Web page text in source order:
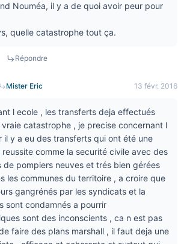
Nouméa, il y a de quoi avoir peur pour
quelle catastrophe tout ça.
Répondre
Mister Eric 13 févr. 2016
l ecole , les transferts deja effectués
vraie catastrophe , je precise concernant l
il y a eu des transferts qui ont été une
comme la securité civile avec des
de pompiers neuves et trés bien gérées
les communes du territoire , a croire que
gangrénés par les syndicats et la
sont condamnés a pourrir
sont des inconscients , ca n est pas
faire des plans marshall , il faut deja une